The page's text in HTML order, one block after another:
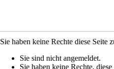
Sie haben keine Rechte diese Seite
Sie sind nicht angemeldet.
Sie haben keine Rechte,